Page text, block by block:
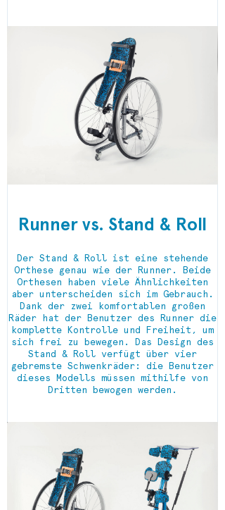
Runner vs. Stand & Roll
Der Stand & Roll ist eine stehende
Orthese genau wie der Runner. Beide
Orthesen haben viele Ähnlichkeiten
aber unterscheiden sich im Gebrauch.
Dank der zwei komfortablen großen
Räder hat der Benutzer des Runner die
komplette Kontrolle und Freiheit, um
sich frei zu bewegen. Das Design des
Stand & Roll verfügt über vier
gebremste Schwenkräder: die Benutzer
dieses Modells müssen mithilfe von
Dritten bewogen werden.